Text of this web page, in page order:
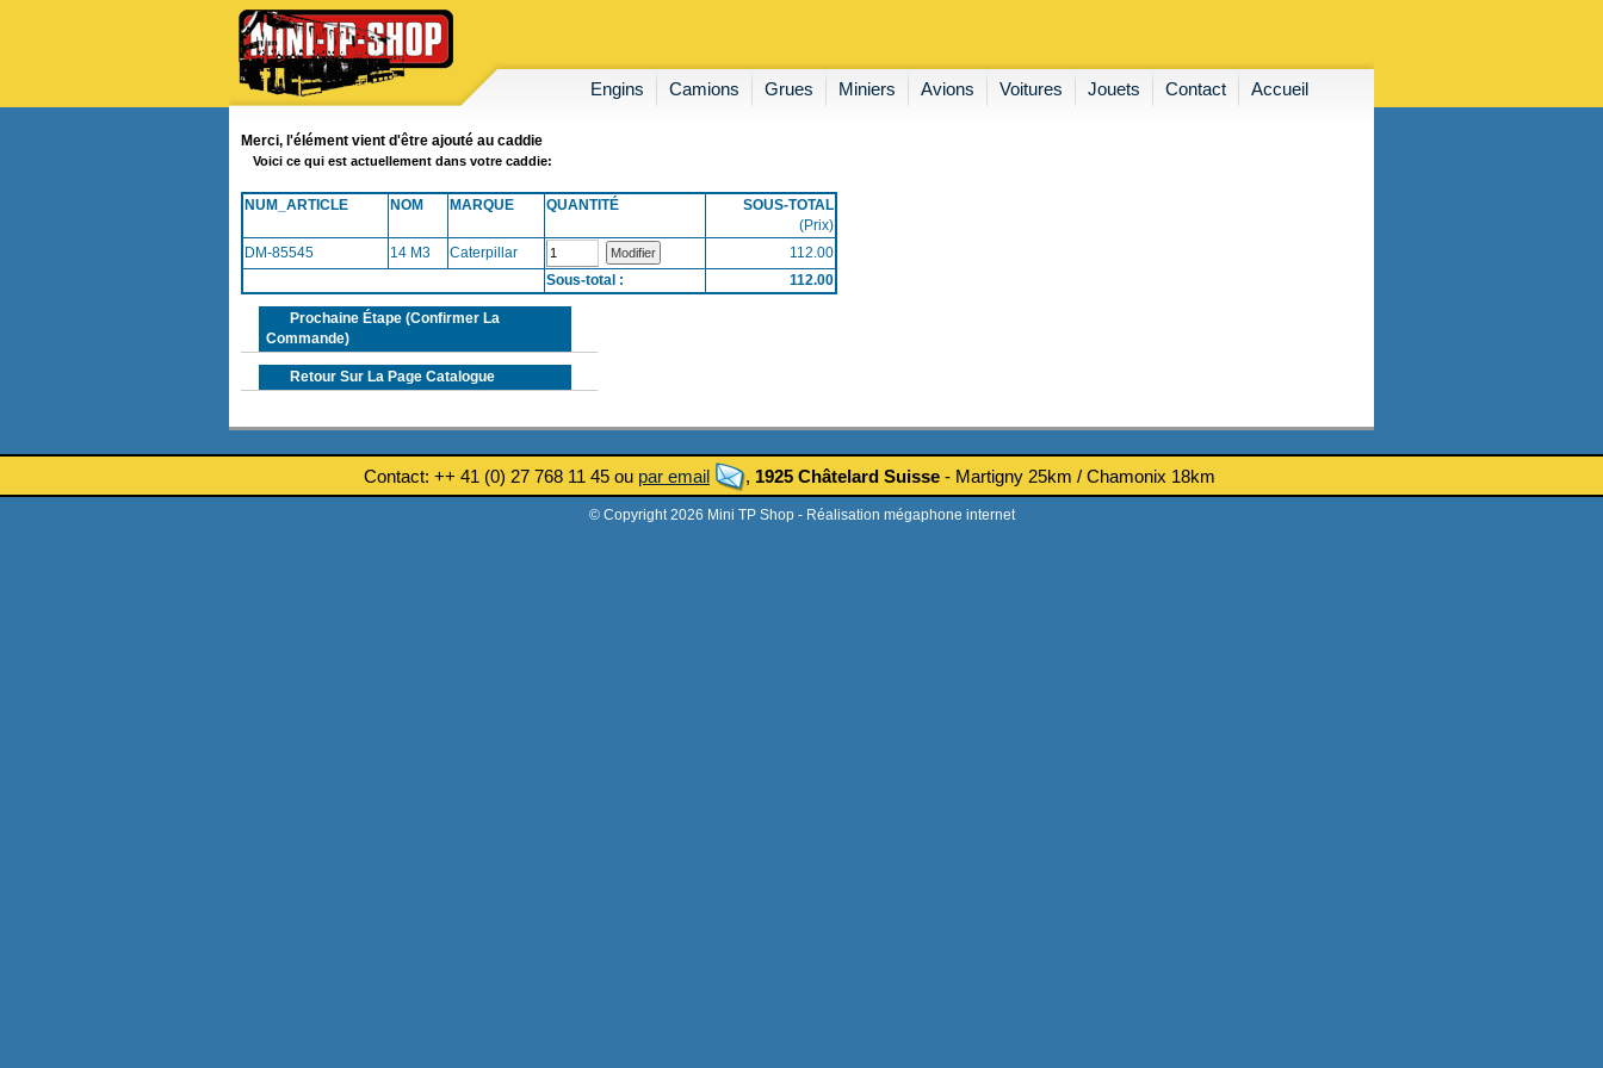
Engins Camions Grues Miniers Avions Voitures Jouets Contact Accueil
Merci, l'élément vient d'être ajouté au caddie
Voici ce qui est actuellement dans votre caddie:
NUM_ARTICLE NOM MARQUE QUANTITÉ
SOUS-TOTAL
(Prix)
DM-85545
14 M3 Caterpillar
112.00
Sous-total :
112.00
Prochaine Étape (confirmer La
Commande)
Retour Sur La Page Catalogue
Contact: ++ 41 (0) 27 768 11 45 ou par email , 1925 Châtelard Suisse - Martigny 25km / Chamonix 18km
© Copyright 2026 Mini TP Shop - Réalisation mégaphone internet